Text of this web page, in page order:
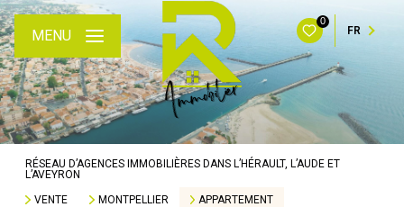
0
FR
MENU
RÉSEAU D’AGENCES IMMOBILIÈRES DANS L’HÉRAULT, L’AUDE ET
L’AVEYRON
VENTE
MONTPELLIER APPARTEMENT